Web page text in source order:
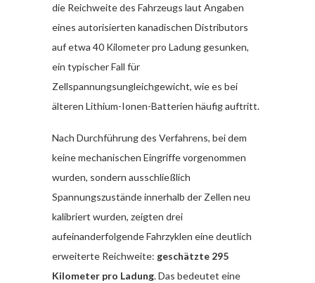
die Reichweite des Fahrzeugs laut Angaben
eines autorisierten kanadischen Distributors
auf etwa 40 Kilometer pro Ladung gesunken,
ein typischer Fall für
Zellspannungsungleichgewicht, wie es bei
älteren Lithium-Ionen-Batterien häufig auftritt.
Nach Durchführung des Verfahrens, bei dem
keine mechanischen Eingriffe vorgenommen
wurden, sondern ausschließlich
Spannungszustände innerhalb der Zellen neu
kalibriert wurden, zeigten drei
aufeinanderfolgende Fahrzyklen eine deutlich
erweiterte Reichweite: geschätzte 295
Kilometer pro Ladung. Das bedeutet eine